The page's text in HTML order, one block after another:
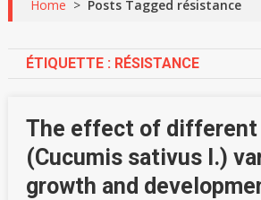
Home > Posts Tagged résistance
ÉTIQUETTE : RÉSISTANCE
The effect of different
(Cucumis sativus l.)
growth and